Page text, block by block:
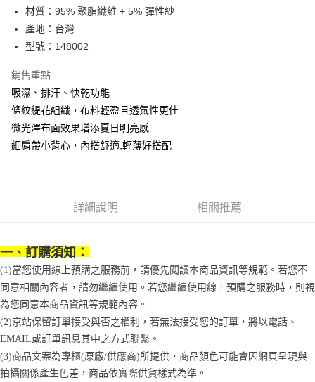
全盈+PAY
大哥付你分期
相關說明
1.本服務由台灣大哥大提供，台灣大哥大用戶可立即使用無須另外申請。
2.付款方式選擇「大哥付你分期」，訂單成立後會自動跳轉到大哥付的交易
流程，驗證手機門號後，選擇欲分期的期數、繳款截止日，確認付款後即完
成交易。
3.實際核准額度、可分期數及費用金額請依後續交易確認頁面所載為準。
4.訂單成立30分鐘內，如未前往確認交易或遇審核未通過，訂單將自動取
【注意事項】
1.本服務係由「台灣大哥大股份有限公司」（以下簡稱本公司）所提供，讓
用戶於交易時，得透過本服務購買商品或服務，並由商店將買賣／分期付款
買賣價金債權讓與本公司後，依約使用本公司帳單繳交帳款。
2.基於同意付款使用「大哥付你分期」之契約關係目的，商店將以您的個人
資料（包含姓名、電話或地址）提供予台灣大哥大進項蒐集、處理及利用，
由本公司與您本人進行分期帳單所需資料之確認、核對及更正。
3.完整用戶服務條款，請詳閱以下連結：
AFTEE先享後付
相關說明
【關於「AFTEE先享後付」】
AFTEE先享後付是「在收到商品之後才付款」的支付方式。 讓您購物簡單
１．簡單：不需註冊會員、不需綁卡、不需儲值。
【「AFTEE先享後付」結帳流程】
１．於結帳方式選擇「AFTEE先享後付」後，將跳轉至「AFTEE先享後付」
３．收到繳費通知簡訊後14天內，點擊此簡訊中的連結，可透過四大超商／
ATM／網路銀行／等多元方式進行付款，方視為交易完成。
※ 請注意：結帳手續完成當下不需立刻繳費，但若您需要取消訂單，請聯絡
購買商品的店家。未經商家同意取消之訂單仍視為有效，需透過AFTEE先享
後付繳納相關費用。
是否繳費成功／繳費後需取消欲退款等相關疑問，請聯繫「AFTEE先享後付
客戶支援中心」https://netprotections.freshdesk.com/support/home
【注意事項】
１．透過由恩沛科技股份有限公司提供之「AFTEE先享後付」服務完成之交
ATM付款
每筆NT$70，滿NT$899(含以上)免運費
宅配
每筆NT$100，滿NT$1,000(含以上)免運費
請自備購物袋，若需購買紙袋可現場詢問
免運費
材質：95% 聚脂纖維 + 5% 彈性紗
產地：台灣
型號：148002
銷售重點
吸濕、排汗、快乾功能
條紋緹花組織，布料輕盈且透氣性更佳
微光澤布面效果增添夏日明亮感
細肩帶小背心，內搭舒適,輕薄好搭配
詳細說明 相關推薦
一、訂購須知：
(1)當您使用線上預購之服務前，請優先閱讀本商品資訊等規範。若您不
同意相關內容者，請勿繼續使用。若您繼續使用線上預購之服務時，則視
為您同意本商品資訊等規範內容。
(2)京站保留訂單接受與否之權利，若無法接受您的訂單，將以電話、
EMAIL或訂單訊息其中之方式聯繫。
(3)商品文案為專櫃(原廠/供應商)所提供，商品顏色可能會因網頁呈現與
拍攝關係產生色差，商品依實際供貨樣式為準。